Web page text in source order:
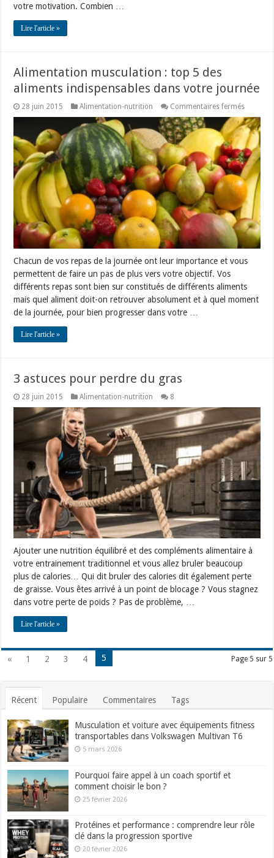
votre motivation. Combien …
Lire l'article »
Alimentation musculation : top 5 des
aliments indispensables dans votre journée
28 juin 2015 Alimentation-nutrition Commentaires ferméssur
:
top
5
des
aliments
dans
votre
journée
Chacun de vos repas de la journée ont leur importance et vous
permettent de faire un pas de plus vers votre objectif. Vos
différents repas sont bien sur constitués de différents aliments
mais quel aliment doit-on retrouver absolument et à quel moment
de la journée, pour bien progresser dans votre …
Lire l'article »
3 astuces pour perdre du gras
28 juin 2015 Alimentation-nutrition 8
Ajouter une nutrition équilibré et des compléments alimentaire à
votre entrainement traditionnel et vous allez bruler beaucoup
plus de calories… Qui dit bruler des calories dit également perte
de graisse. Vous êtes arrivé à un point de blocage ? Vous stagnez
dans votre perte de poids ? Pas de problème, …
Lire l'article »
Page 5 sur 5
« 1 2 3 4 5
Récent Populaire Commentaires Tags
Musculation et voiture avec équipements fitness
transportables dans Volkswagen Multivan T6
5 mars 2026
Pourquoi faire appel à un coach sportif et
comment choisir le bon ?
25 février 2026
Protéines et performance : comprendre leur rôle
clé dans la progression sportive
20 février 2026